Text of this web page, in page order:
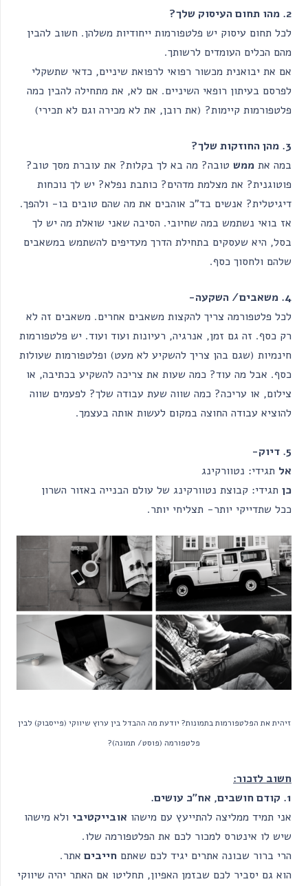
2. מהו תחום העיסוק שלך?
לכל תחום עיסוק יש פלטפורמות ייחודיות משלהן. חשוב להבין
מהם הכלים העומדים לרשותך.
אם את יבואנית מכשור רפואי לרפואת שיניים, כדאי שתשקלי
לפרסם בעיתון רופאי השיניים. אם לא, את מתחילה להבין כמה
פלטפורמות קיימות? (את רובן, את לא מכירה וגם לא תכירי)
3. מהן החוזקות שלך?
במה את ממש טובה? מה בא לך בקלות? את עוברת מסך טוב?
פוטוגנית? את מצלמת מדהים? כותבת נפלא? יש לך נוכחות
דיגיטלית? אנשים בד”כ אוהבים את מה שהם טובים בו- ולהפך.
אז בואי נשתמש במה שחיובי. הסיבה שאני שואלת מה יש לך
בסל, היא שעסקים בתחילת הדרך מעדיפים להשתמש במשאבים
שלהם ולחסוך כסף.
4. משאבים/ השקעה-
לכל פלטפורמה צריך להקצות משאבים אחרים. משאבים זה לא
רק כסף. זה גם זמן, אנרגיה, רעיונות ועוד ועוד. יש פלטפורמות
חינמיות (שגם בהן צריך להשקיע לא מעט) ופלטפורמות שעולות
כסף. אבל מה עוד? כמה שעות את צריכה להשקיע בכתיבה, או
צילום, או עריכה? כמה שווה שעת עבודה שלך? לפעמים שווה
להוציא עבודה החוצה במקום לעשות אותה בעצמך.
5. דיוק-
אל תגידי: נטוורקינג
כן תגידי: קבוצת נטוורקינג של עולם הבנייה באזור השרון
ככל שתדייקי יותר- תצליחי יותר.
זיהית את הפלטפורמות בתמונות? יודעת מה ההבדל בין ערוץ שיווקי (פייסבוק) לבין
פלטפורמה (פוסט/ תמונה)?
חשוב לזכור:
1. קודם חושבים, אח”כ עושים.
אני תמיד ממליצה להתייעץ עם מישהו אובייקטיבי ולא מישהו
שיש לו אינטרס למכור לכם את הפלטפורמה שלו.
הרי ברור שבונה אתרים יגיד לכם שאתם חייבים אתר.
הוא גם יסביר לכם שבזמן האפיון, תחליטו אם האתר יהיה שיווקי